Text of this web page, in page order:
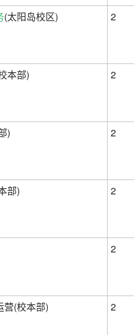
(太阳岛校区) 2
本部) 2
) 2
部) 2
2
营(校本部) 2